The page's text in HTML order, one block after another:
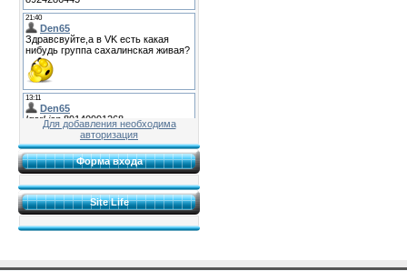
Для добавления необходима
авторизация
Форма входа
Site Life